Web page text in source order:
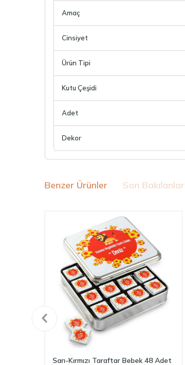
Amaç
Cinsiyet
Ürün Tipi
Kutu Çeşidi
Adet
Dekor
Benzer Ürünler Son Bakılanlar
Sarı-Kırmızı Taraftar Bebek 48 Adet